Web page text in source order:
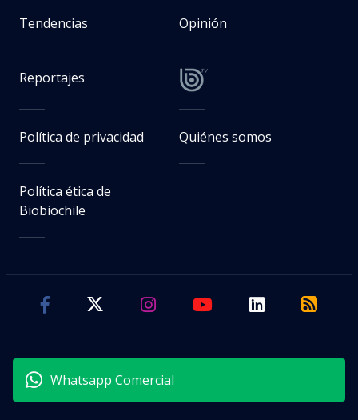
Tendencias Opinión
Reportajes
Política de privacidad Quiénes somos
Política ética de
Biobiochile
Whatsapp Comercial